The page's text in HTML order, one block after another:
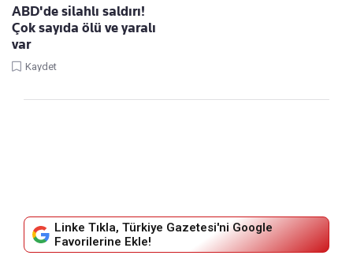
ABD'de silahlı saldırı!
Çok sayıda ölü ve yaralı
var
Kaydet
Linke Tıkla, Türkiye Gazetesi'ni Google
Favorilerine Ekle!